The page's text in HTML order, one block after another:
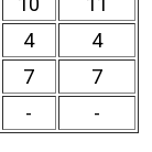
4
4
7
7
- -